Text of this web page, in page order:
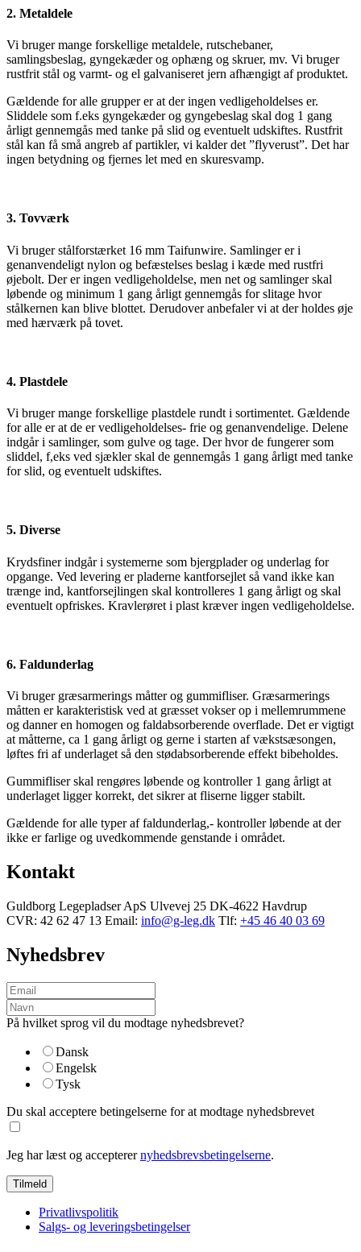
2. Metaldele
Vi bruger mange forskellige metaldele, rutschebaner,
samlingsbeslag, gyngekæder og ophæng og skruer, mv. Vi bruger
rustfrit stål og varmt- og el galvaniseret jern afhængigt af produktet.
Gældende for alle grupper er at der ingen vedligeholdelses er.
Sliddele som f.eks gyngekæder og gyngebeslag skal dog 1 gang
årligt gennemgås med tanke på slid og eventuelt udskiftes. Rustfrit
stål kan få små angreb af partikler, vi kalder det ”flyverust”. Det har
ingen betydning og fjernes let med en skuresvamp.
3. Tovværk
Vi bruger stålforstærket 16 mm Taifunwire. Samlinger er i
genanvendeligt nylon og befæstelses beslag i kæde med rustfri
øjebolt. Der er ingen vedligeholdelse, men net og samlinger skal
løbende og minimum 1 gang årligt gennemgås for slitage hvor
stålkernen kan blive blottet. Derudover anbefaler vi at der holdes øje
med hærværk på tovet.
4. Plastdele
Vi bruger mange forskellige plastdele rundt i sortimentet. Gældende
for alle er at de er vedligeholdelses- frie og genanvendelige. Delene
indgår i samlinger, som gulve og tage. Der hvor de fungerer som
sliddel, f,eks ved sjækler skal de gennemgås 1 gang årligt med tanke
for slid, og eventuelt udskiftes.
5. Diverse
Krydsfiner indgår i systemerne som bjergplader og underlag for
opgange. Ved levering er pladerne kantforsejlet så vand ikke kan
trænge ind, kantforsejlingen skal kontrolleres 1 gang årligt og skal
eventuelt opfriskes. Kravlerøret i plast kræver ingen vedligeholdelse.
6. Faldunderlag
Vi bruger græsarmerings måtter og gummifliser. Græsarmerings
måtten er karakteristisk ved at græsset vokser op i mellemrummene
og danner en homogen og faldabsorberende overflade. Det er vigtigt
at måtterne, ca 1 gang årligt og gerne i starten af vækstsæsongen,
løftes fri af underlaget så den stødabsorberende effekt bibeholdes.
Gummifliser skal rengøres løbende og kontroller 1 gang årligt at
underlaget ligger korrekt, det sikrer at fliserne ligger stabilt.
Gældende for alle typer af faldunderlag,- kontroller løbende at der
ikke er farlige og uvedkommende genstande i området.
Kontakt
Guldborg Legepladser ApS Ulvevej 25 DK-4622 Havdrup
CVR: 42 62 47 13 Email: info@g-leg.dk Tlf: +45 46 40 03 69
Nyhedsbrev
På hvilket sprog vil du modtage nyhedsbrevet?
Dansk
Engelsk
Tysk
Du skal acceptere betingelserne for at modtage nyhedsbrevet
Jeg har læst og accepterernyhedsbrevsbetingelserne.
Privatlivspolitik
Salgs- og leveringsbetingelser